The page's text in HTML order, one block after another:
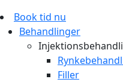
Book tid nu
Behandlinger
Filler